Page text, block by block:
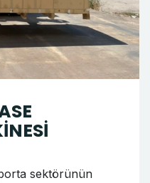
sektörünün